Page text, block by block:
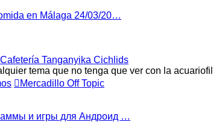
en Málaga 24/03/20…
Cafetería Tanganyika Cichlids
tema que no tenga que ver con la
Mercadillo Off Topic
и игры для Андроид …